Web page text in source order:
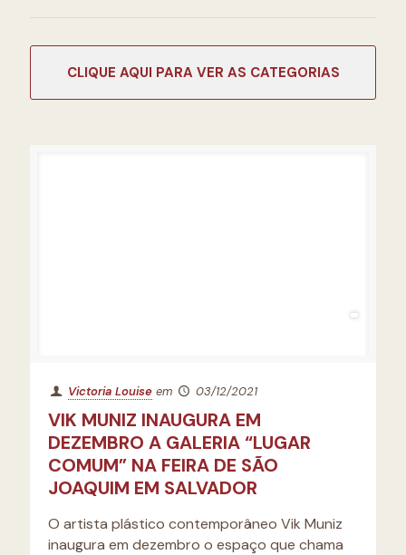
Victoria Louise em 03/12/2021
VIK MUNIZ INAUGURA EM
DEZEMBRO A GALERIA “LUGAR
COMUM” NA FEIRA DE SÃO
JOAQUIM EM SALVADOR
O artista plástico contemporâneo Vik Muniz
inaugura em dezembro o espaço que chama
CATEGORIAS